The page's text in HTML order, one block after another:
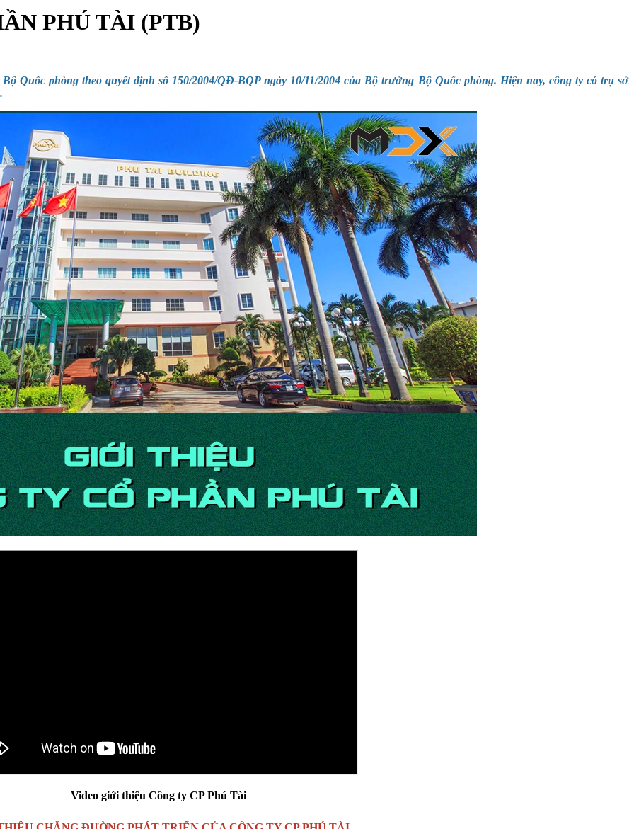
PHÚ TÀI (PTB)
Quốc phòng theo quyết định số 150/2004/QĐ-BQP ngày 10/11/2004 của Bộ trưởng Bộ Quốc phòng. Hiện nay, công ty có trụ sở
Video giới thiệu Công ty CP Phú Tài